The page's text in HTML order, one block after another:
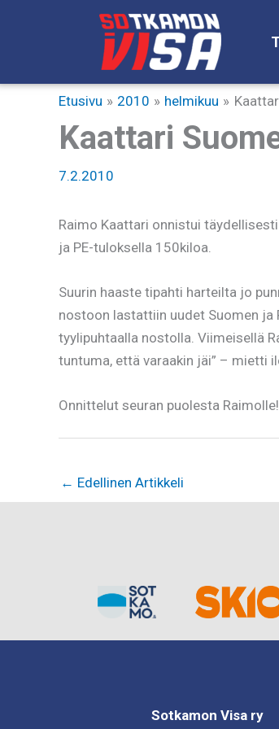
Etusivu 2010 helmikuu
Kaattari
7.2.2010
Raimo Kaattari onnistui
ja PE-tuloksella 150kiloa.
Suurin haaste tipahti harteilta jo
nostoon lastattiin uudet Suomen ja
tyylipuhtaalla nostolla. Viimeisellä
tuntuma, että varaakin jäi” – mietti
Onnittelut seuran puolesta Raimolle!
← Edellinen Artikkeli
Sotkamon Visa ry